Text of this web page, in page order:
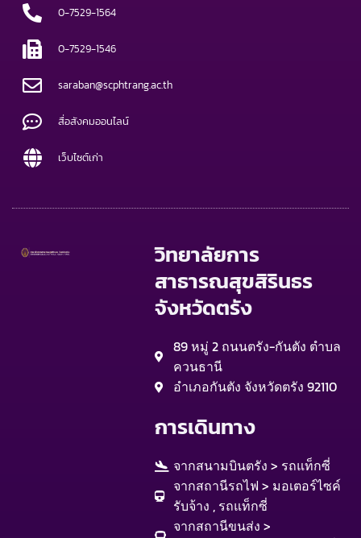
0-7529-1564
0-7529-1546
saraban@scphtrang.ac.th
สื่อสังคมออนไลน์
เว็บไซต์เก่า
วิทยาลัยการ
สาธารณสุขสิรินธร
จังหวัดตรัง
89 หมู่ 2 ถนนตรัง-กันตัง ตำบล
ควนธานี
อำเภอกันตัง จังหวัดตรัง 92110
การเดินทาง
จากสนามบินตรัง > รถแท็กซี่
จากสถานีรถไฟ > มอเตอร์ไซค์
รับจ้าง , รถแท็กซี่
จากสถานีขนส่ง >